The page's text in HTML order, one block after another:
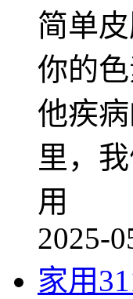
简单
你的
他疾
里，
用
2025-
家用